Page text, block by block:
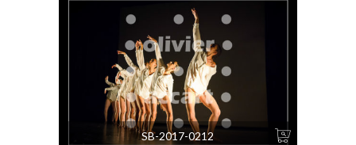
SB-2017-0212